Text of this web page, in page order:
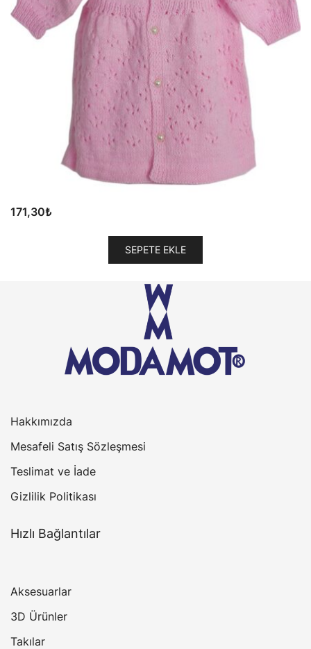
171,30₺
SEPETE EKLE
Hakkımızda
Mesafeli Satış Sözleşmesi
Teslimat ve İade
Gizlilik Politikası
Hızlı Bağlantılar
Aksesuarlar
3D Ürünler
Takılar